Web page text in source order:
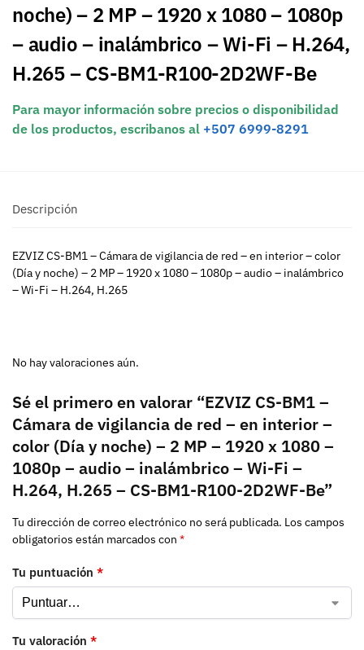
noche) – 2 MP – 1920 x 1080 – 1080p
– audio – inalámbrico – Wi-Fi – H.264,
H.265 – CS-BM1-R100-2D2WF-Be
Para mayor información sobre precios o disponibilidad
de los productos, escribanos al +507 6999-8291
Descripción
EZVIZ CS-BM1 – Cámara de vigilancia de red – en interior – color
(Día y noche) – 2 MP – 1920 x 1080 – 1080p – audio – inalámbrico
– Wi-Fi – H.264, H.265
No hay valoraciones aún.
Sé el primero en valorar “EZVIZ CS-BM1 –
Cámara de vigilancia de red – en interior –
color (Día y noche) – 2 MP – 1920 x 1080 –
1080p – audio – inalámbrico – Wi-Fi –
H.264, H.265 – CS-BM1-R100-2D2WF-Be”
Tu dirección de correo electrónico no será publicada. Los campos
obligatorios están marcados con *
Tu puntuación *
Tu valoración *